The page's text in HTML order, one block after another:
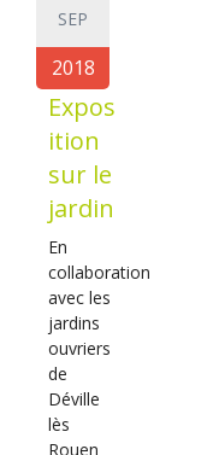
SEP
2018
Expos
ition
sur le
jardin
En
collaboration
avec les
jardins
ouvriers
de
Déville
lès
Rouen